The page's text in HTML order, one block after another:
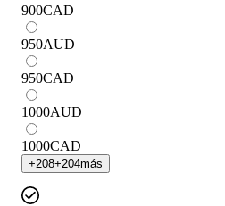
900CAD
950AUD
950CAD
1000AUD
1000CAD
+208+204más